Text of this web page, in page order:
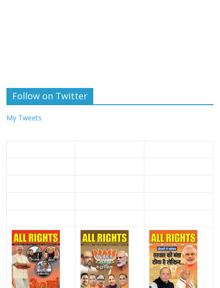
Follow on Twitter
My Tweets